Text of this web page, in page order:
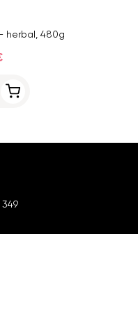
herbal, 480g
349